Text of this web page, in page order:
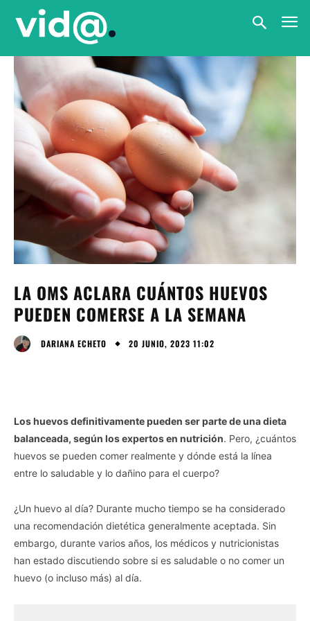
LA OMS ACLARA CUÁNTOS HUEVOS
PUEDEN COMERSE A LA SEMANA
DARIANA ECHETO 20 JUNIO, 2023 11:02
Los huevos definitivamente pueden ser parte de una dieta
balanceada, según los expertos en nutrición. Pero, ¿cuántos
huevos se pueden comer realmente y dónde está la línea
entre lo saludable y lo dañino para el cuerpo?
¿Un huevo al día? Durante mucho tiempo se ha considerado
una recomendación dietética generalmente aceptada. Sin
embargo, durante varios años, los médicos y nutricionistas
han estado discutiendo sobre si es saludable o no comer un
huevo (o incluso más) al día.